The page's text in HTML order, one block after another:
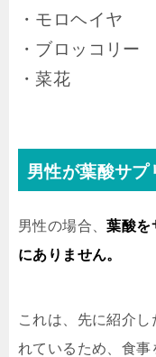
・モロヘイヤ
・ブロッコリー
・菜花
男性が葉酸サプ
男性の場合、葉酸を
にありません。
これは、先に紹介
れているため、食